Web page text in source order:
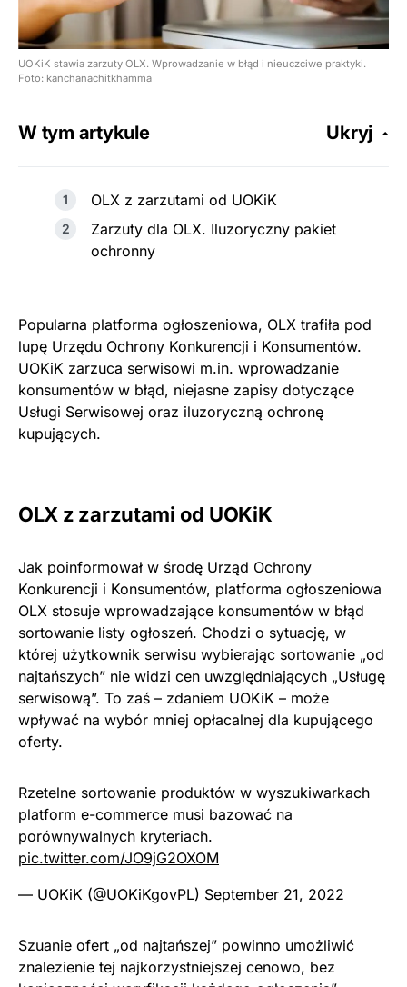
UOKiK stawia zarzuty OLX. Wprowadzanie w błąd i nieuczciwe praktyki.
Foto: kanchanachitkhamma
W tym artykule Ukryj
OLX z zarzutami od UOKiK
Zarzuty dla OLX. Iluzoryczny pakiet
ochronny
Popularna platforma ogłoszeniowa, OLX trafiła pod
lupę Urzędu Ochrony Konkurencji i Konsumentów.
UOKiK zarzuca serwisowi m.in. wprowadzanie
konsumentów w błąd, niejasne zapisy dotyczące
Usługi Serwisowej oraz iluzoryczną ochronę
kupujących.
OLX z zarzutami od UOKiK
Jak poinformował w środę Urząd Ochrony
Konkurencji i Konsumentów, platforma ogłoszeniowa
OLX stosuje wprowadzające konsumentów w błąd
sortowanie listy ogłoszeń. Chodzi o sytuację, w
której użytkownik serwisu wybierając sortowanie „od
najtańszych” nie widzi cen uwzględniających „Usługę
serwisową”. To zaś – zdaniem UOKiK – może
wpływać na wybór mniej opłacalnej dla kupującego
oferty.
Rzetelne sortowanie produktów w wyszukiwarkach
platform e-commerce musi bazować na
porównywalnych kryteriach.
pic.twitter.com/JO9jG2OXOM
— UOKiK (@UOKiKgovPL) September 21, 2022
Szuanie ofert „od najtańszej” powinno umożliwić
znalezienie tej najkorzystniejszej cenowo, bez